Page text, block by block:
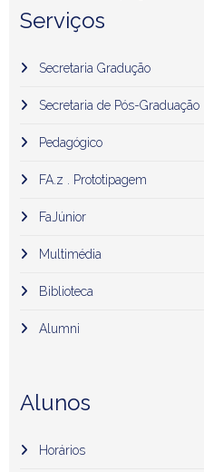
Serviços
Secretaria Gradução
Secretaria de Pós-Graduação
Pedagógico
FA.z . Prototipagem
FaJúnior
Multimédia
Biblioteca
Alumni
Alunos
Horários